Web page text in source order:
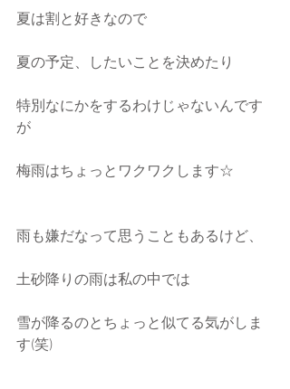
夏は割と好きなので
夏の予定、したいことを決めたり
特別なにかをするわけじゃないんです
が
梅雨はちょっとワクワクします☆
雨も嫌だなって思うこともあるけど、
土砂降りの雨は私の中では
雪が降るのとちょっと似てる気がしま
す(笑)